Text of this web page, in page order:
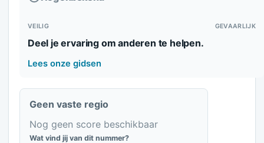
VEILIG GEVAARLIJK
Deel je ervaring om anderen te helpen.
Lees onze gidsen
Geen vaste regio
Nog geen score beschikbaar
Wat vind jij van dit nummer?